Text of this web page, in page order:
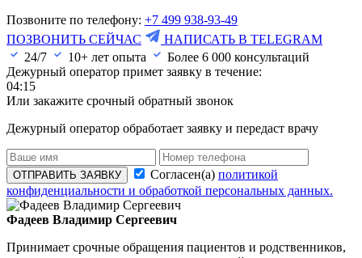
Позвоните по телефону: +7 499 938-93-49
ПОЗВОНИТЬ СЕЙЧАС
НАПИСАТЬ В TELEGRAM
24/7
10+ лет опыта Более 6 000 консультаций
Дежурный оператор примет заявку в течение:
04:14
Или закажите срочный обратный звонок
Дежурный оператор обработает заявку и передаст врачу
ОТПРАВИТЬ ЗАЯВКУ Согласен(а) политикой
конфиденциальности и обработкой персональных данных.
Фадеев Владимир Сергеевич
Принимает срочные обращения пациентов и родственников,